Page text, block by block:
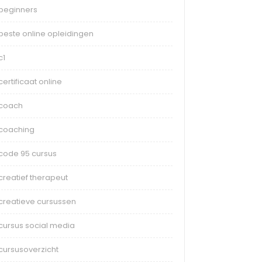
online opleidingen
online
95 cursus
therapeut
cursussen
social media